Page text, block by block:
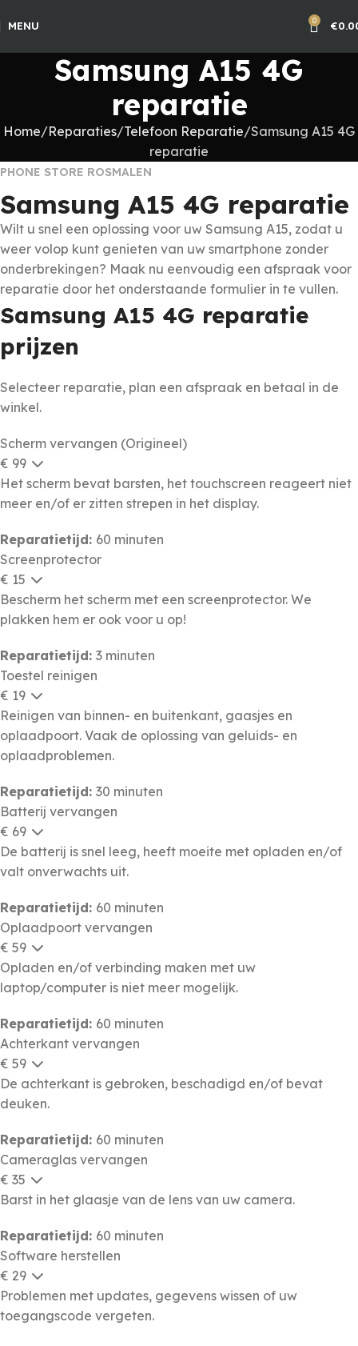
MENU 0 €
Samsung A15 4G
reparatie
Home Reparaties Telefoon Reparatie Samsung A15 4G
reparatie
PHONE STORE ROSMALEN
Samsung A15 4G reparatie
Wilt u snel een oplossing voor uw Samsung A15, zodat u
weer volop kunt genieten van uw smartphone zonder
onderbrekingen? Maak nu eenvoudig een afspraak voor
reparatie door het onderstaande formulier in te vullen.
Samsung A15 4G reparatie
prijzen
Selecteer reparatie, plan een afspraak en betaal in de
winkel.
Scherm vervangen (Origineel)
€ 99
Het scherm bevat barsten, het touchscreen reageert niet
meer en/of er zitten strepen in het display.
Reparatietijd: 60 minuten
Screenprotector
€ 15
Bescherm het scherm met een screenprotector. We
plakken hem er ook voor u op!
Reparatietijd: 3 minuten
Toestel reinigen
€ 19
Reinigen van binnen- en buitenkant, gaasjes en
oplaadpoort. Vaak de oplossing van geluids- en
oplaadproblemen.
Reparatietijd: 30 minuten
Batterij vervangen
€ 69
De batterij is snel leeg, heeft moeite met opladen en/of
valt onverwachts uit.
Reparatietijd: 60 minuten
Oplaadpoort vervangen
€ 59
Opladen en/of verbinding maken met uw
laptop/computer is niet meer mogelijk.
Reparatietijd: 60 minuten
Achterkant vervangen
€ 59
De achterkant is gebroken, beschadigd en/of bevat
deuken.
Reparatietijd: 60 minuten
Cameraglas vervangen
€ 35
Barst in het glaasje van de lens van uw camera.
Reparatietijd: 60 minuten
Software herstellen
€ 29
Problemen met updates, gegevens wissen of uw
toegangscode vergeten.